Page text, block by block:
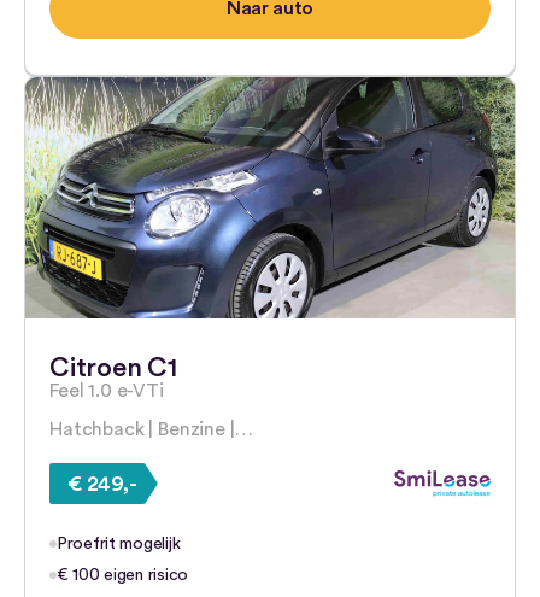
Naar auto
Citroen C1
Feel 1.0 e-VTi
Hatchback | Benzine |…
€ 249,-
Proefrit mogelijk
€ 100 eigen risico